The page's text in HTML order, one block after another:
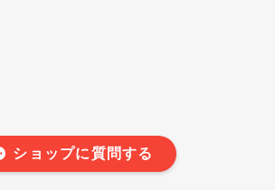
ショップに質問する